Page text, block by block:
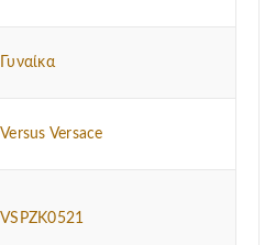
Γυναίκα
Versus Versace
VSPZK0521